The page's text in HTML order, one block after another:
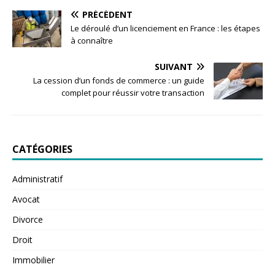
PRÉCÉDENT
Le déroulé d’un licenciement en France : les étapes
à connaître
SUIVANT
La cession d’un fonds de commerce : un guide
complet pour réussir votre transaction
CATÉGORIES
Administratif
Avocat
Divorce
Droit
Immobilier